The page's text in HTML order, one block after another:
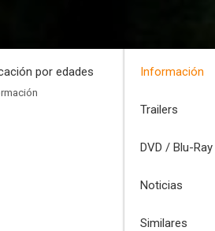
por edades Información
Trailers
DVD / Blu-Ray
Noticias
Similares